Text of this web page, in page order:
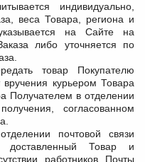
индивидуально,
веса Товара, региона и
на Сайте на
либо уточняется по
товар Покупателю
курьером Товара
Получателем в отделении
согласованном
почтовой связи
доставленный Товар и
работников Почты